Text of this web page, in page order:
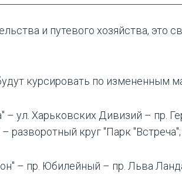
и путевого хозяйства, это
курсировать по измененным
– ул. Харьковских Дивизий – пр.
разворотный круг "Парк "Встреча";
– пр. Юбилейный – пр. Льва